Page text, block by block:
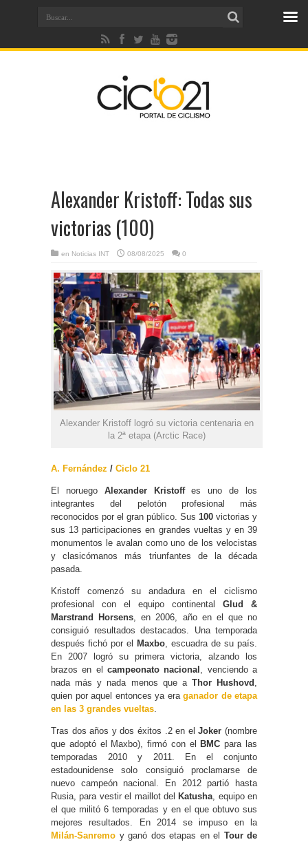
Alexander Kristoff: Todas sus
victorias (100)
en Noticias INT 08/08/2025 0
Alexander Kristoff logró su victoria centenaria en
la 2ª etapa (Arctic Race)
A. Fernández / Ciclo 21
El noruego Alexander Kristoffes uno de los
integrantes del pelotón profesional más
reconocidos por el gran público. Sus 100 victorias y
sus 13 participaciones en grandes vueltas y en 39
monumentos le avalan como uno de los velocistas
y clasicómanos más triunfantes de la década
pasada.
Kristoff comenzó su andadura en el ciclismo
profesional con el equipo continental Glud &
Marstrand Horsens , en 2006, año en el que no
consiguió resultados destacados. Una temporada
después fichó por el
Maxbo , escuadra de su país.
En 2007 logró su primera victoria, alzando los
brazos en el campeonato nacional
, venciendo a
nada más y nada menos que a Thor Hushovd
quien por aquel entonces ya era ganador de etapa
en las 3 grandes vueltas
Tras dos años y dos éxitos .2 en elJoker(nombre
que adoptó el Maxbo), firmó con el
BMC para las
temporadas 2010 y 2011. En el conjunto
estadounidense solo consiguió proclamarse de
nuevo campeón nacional. En 2012 partió hasta
Rusia, para vestir el maillot del Katusha , equipo en
el que militó 6 temporadas y en el que obtuvo sus
mejores resultados. En 2014 se impuso en la
Milán-Sanremo y ganó dos etapas en el Tour de